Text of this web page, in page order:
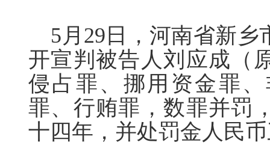
5月29日，河南省新乡
开宣判被告人刘应成（
侵占罪、挪用资金罪
罪、行贿罪，数罪并罚
十四年，并处罚金人民